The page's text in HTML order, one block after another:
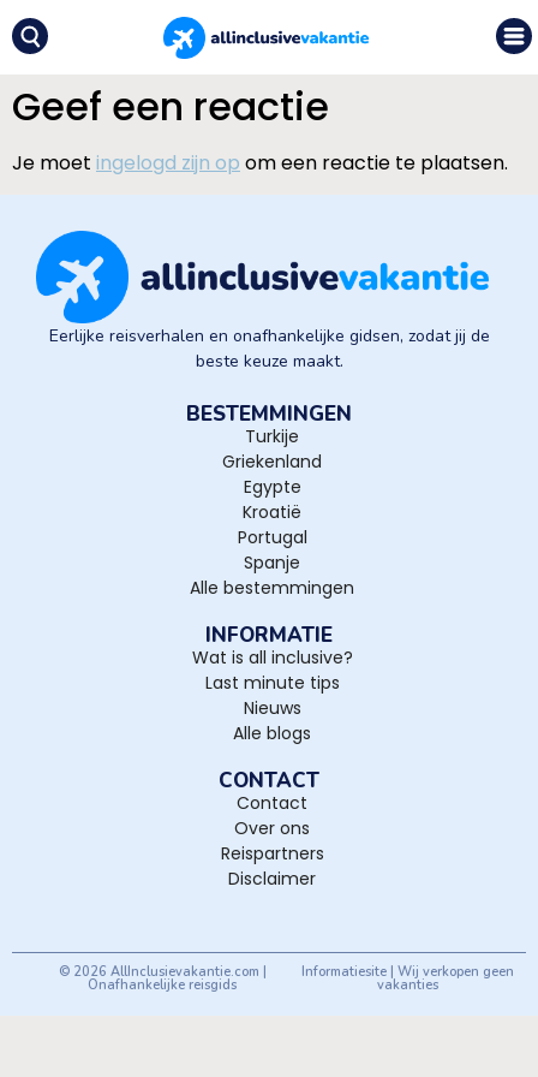
Geef een reactie
Je moet ingelogd zijn op om een reactie te plaatsen.
Eerlijke reisverhalen en onafhankelijke gidsen, zodat jij de
beste keuze maakt.
BESTEMMINGEN
Turkije
Griekenland
Egypte
Kroatië
Portugal
Spanje
Alle bestemmingen
INFORMATIE
Wat is all inclusive?
Last minute tips
Nieuws
Alle blogs
CONTACT
Contact
Over ons
Reispartners
Disclaimer
© 2026 AllInclusievakantie.com |
Onafhankelijke reisgids
Informatiesite | Wij verkopen geen
vakanties